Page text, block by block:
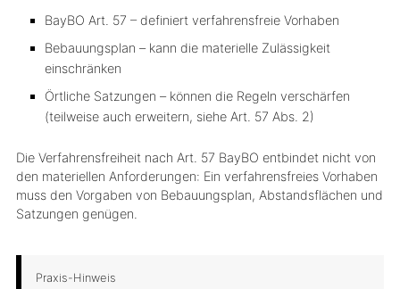
BayBO Art. 57 – definiert verfahrensfreie Vorhaben
Bebauungsplan – kann die materielle Zulässigkeit
einschränken
Örtliche Satzungen – können die Regeln verschärfen
(teilweise auch erweitern, siehe Art. 57 Abs. 2)
Die Verfahrensfreiheit nach Art. 57 BayBO entbindet nicht von
den materiellen Anforderungen: Ein verfahrensfreies Vorhaben
muss den Vorgaben von Bebauungsplan, Abstandsflächen und
Satzungen genügen.
Praxis-Hinweis